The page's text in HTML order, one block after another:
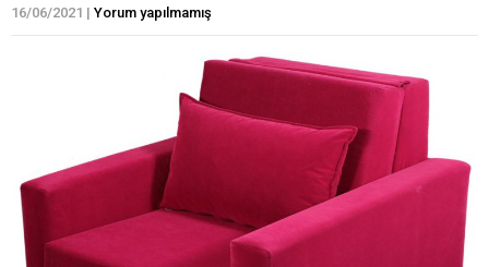
16/06/2021 | Yorum yapılmamış